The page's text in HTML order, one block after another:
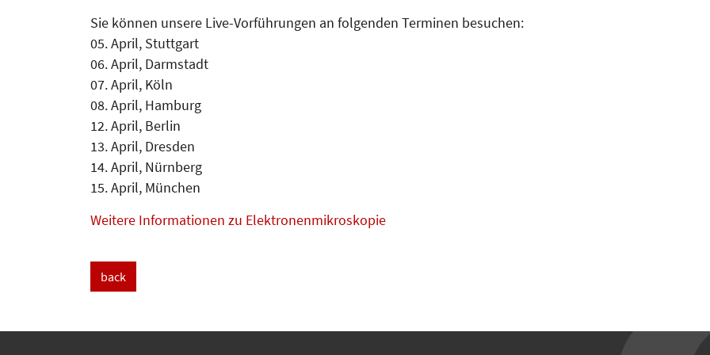
Sie können unsere Live-Vorführungen an folgenden Terminen besuchen:
05. April, Stuttgart
06. April, Darmstadt
07. April, Köln
08. April, Hamburg
12. April, Berlin
13. April, Dresden
14. April, Nürnberg
15. April, München
Weitere Informationen zu Elektronenmikroskopie
back